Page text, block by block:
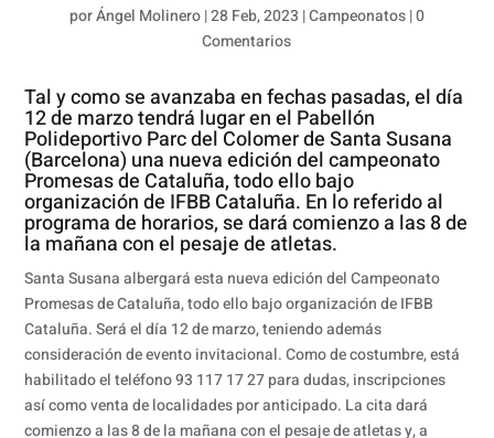
porÁngel Molinero|28 Feb, 2023 |Campeonatos|0
Comentarios
Tal y como se avanzaba en fechas pasadas, el día
12 de marzo tendrá lugar en el Pabellón
Polideportivo Parc del Colomer de Santa Susana
(Barcelona) una nueva edición del campeonato
Promesas de Cataluña, todo ello bajo
organización de IFBB Cataluña. En lo referido al
programa de horarios, se dará comienzo a las 8 de
la mañana con el pesaje de atletas.
Santa Susana albergará esta nueva edición del Campeonato
Promesas de Cataluña, todo ello bajo organización de IFBB
Cataluña. Será el día 12 de marzo, teniendo además
consideración de evento invitacional. Como de costumbre, está
habilitado el teléfono 93 117 17 27 para dudas, inscripciones
así como venta de localidades por anticipado. La cita dará
comienzo a las 8 de la mañana con el pesaje de atletas y, a